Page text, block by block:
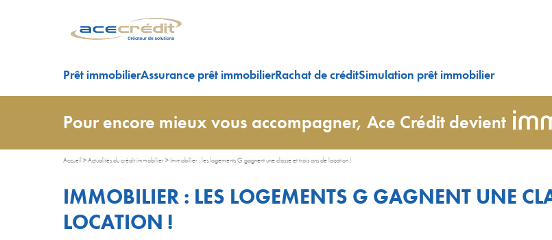
Prêt immobilierAssurance prêt immobilierRachat de créditSimulation prêt immobilier
Pour encore mieux vous accompagner, Ace Crédit devient
Accueil >Actualités du crédit immobilier> Immobilier : les logements G gagnent une classe et trois ans de location !
IMMOBILIER : LES LOGEMENTS G GAGNENT UNE
LOCATION !